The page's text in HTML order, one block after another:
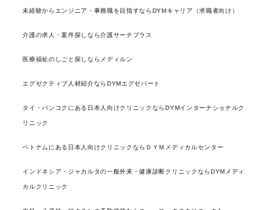
未経験からエンジニア・事務職を目指すならDYMキャリア（求職者向け）
介護の求人・案件探しなら介護サーチプラス
医療福祉のしごと探しならメディルン
エグゼクティブ人材紹介ならDYMエグゼパート
タイ・バンコクにある日本人向けクリニックならDYMインターナショナルク
リニック
ベトナムにある日本人向けクリニックならＤＹＭメディカルセンター
インドネシア・ジャカルタの一般外来・健康診断クリニックならDYMメディ
カルクリニック